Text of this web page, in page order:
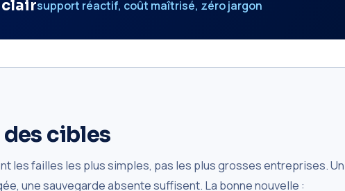
clairsupport réactif, coût maîtrisé, zéro jargon
des cibles
les failles les plus simples, pas les plus grosses entreprises. Un
une sauvegarde absente suffisent. La bonne nouvelle :